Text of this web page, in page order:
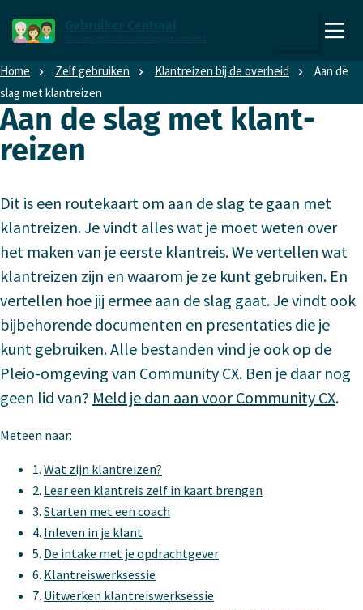
naar
de
homepage
Home Zelf gebruiken Klant­reizen bij de over­heid
Aan de
slag met klant­reizen
Aan de slag met klant­
reizen
Dit is een routekaart om aan de slag te gaan met
klantreizen. Je vindt alles wat je moet weten over
het maken van je eerste klantreis. We vertellen wat
klantreizen zijn en waarom je ze kunt gebruiken. En
vertellen hoe jij ermee aan de slag gaat. Je vindt ook
bijbehorende documenten en presentaties die je
kunt gebruiken. Alle bestanden vind je ook op de
Pleio-omgeving van Community CX. Ben je daar nog
geen lid van? Meld je dan aan voor Community CX.
Meteen naar:
1. Wat zijn klantreizen?
2. Leer een klantreis zelf in kaart brengen
3. Starten met een coach
4. Inleven in je klant
5. De intake met je opdrachtgever
6. Klantreiswerksessie
7. Uitwerken klantreiswerksessie